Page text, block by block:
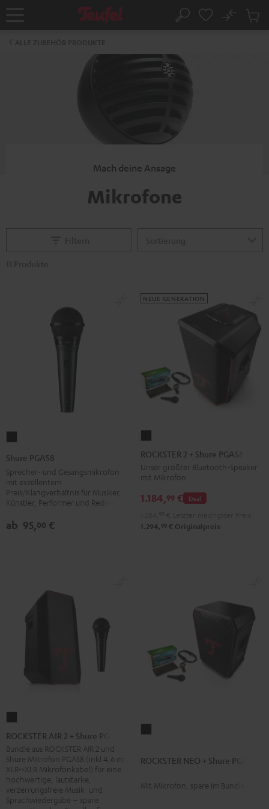
Startseite Suche
No
Mach deine Ansage
Mikrofone
Schwarz
Shure PGA58
Sprecher- und Gesangsmikrofon
mit exzellentem
Preis/Klangverhältnis für Musiker,
Künstler, Performer und Redner
ab 95,00 €
2
+
Shure
PGA58
ROCKSTER 2 + Shure PGA58
Unser größter Bluetooth-Speaker
mit Mikrofon
NEUE GENERATION
Deal
1.184,99 €
1.294, 99 € Originalpreis
AIR
2
+
Shure
PGA58
Schwarz
ROCKSTER AIR 2 + Shure PGA58
Bundle aus ROCKSTER AIR 2 und
Shure Mikrofon PGA58 (inkl 4,6 m
XLR->XLR Mikrofonkabel) für eine
hochwertige, lautstarke,
verzerrungsfreie Musik- und
Sprachwiedergabe – spare
+
PGA58
ROCKSTER NEO + Shure PGA58
Mit Mikrofon, spare im Bundle